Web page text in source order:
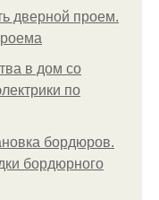
дверной проем.
в дом со
по
бордюров.
бордюрного